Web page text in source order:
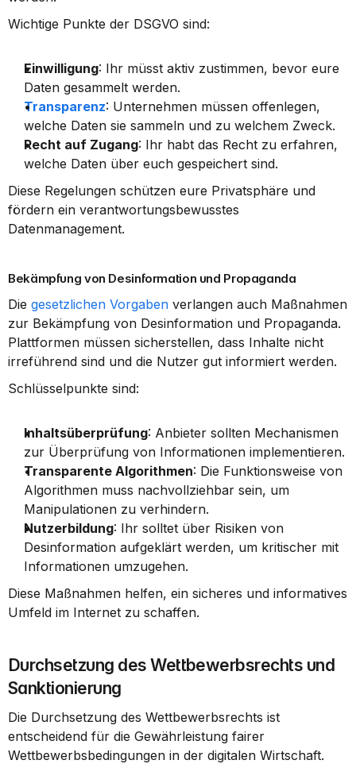
Wichtige Punkte der DSGVO sind:
Einwilligung: Ihr müsst aktiv zustimmen, bevor eure
Daten gesammelt werden.
Transparenz: Unternehmen müssen offenlegen,
welche Daten sie sammeln und zu welchem Zweck.
Recht auf Zugang: Ihr habt das Recht zu erfahren,
welche Daten über euch gespeichert sind.
Diese Regelungen schützen eure Privatsphäre und
fördern ein verantwortungsbewusstes
Datenmanagement.
Bekämpfung von Desinformation und Propaganda
Die gesetzlichen Vorgaben verlangen auch Maßnahmen
zur Bekämpfung von Desinformation und Propaganda.
Plattformen müssen sicherstellen, dass Inhalte nicht
irreführend sind und die Nutzer gut informiert werden.
Schlüsselpunkte sind:
Inhaltsüberprüfung: Anbieter sollten Mechanismen
zur Überprüfung von Informationen implementieren.
Transparente Algorithmen: Die Funktionsweise von
Algorithmen muss nachvollziehbar sein, um
Manipulationen zu verhindern.
Nutzerbildung: Ihr solltet über Risiken von
Desinformation aufgeklärt werden, um kritischer mit
Informationen umzugehen.
Diese Maßnahmen helfen, ein sicheres und informatives
Umfeld im Internet zu schaffen.
Durchsetzung des Wettbewerbsrechts und
Sanktionierung
Die Durchsetzung des Wettbewerbsrechts ist
entscheidend für die Gewährleistung fairer
Wettbewerbsbedingungen in der digitalen Wirtschaft.